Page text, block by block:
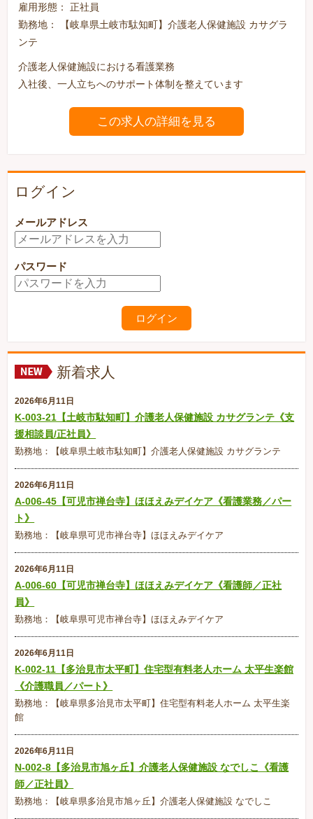
雇用形態： 正社員
勤務地： 【岐阜県土岐市駄知町】介護老人保健施設 カサグラ
ンテ
介護老人保健施設における看護業務
入社後、一人立ちへのサポート体制を整えています
この求人の詳細を見る
ログイン
メールアドレス
パスワード
新着求人
2026年6月11日
K-003-21【土岐市駄知町】介護老人保健施設 カサグランテ《支
援相談員/正社員》
勤務地：【岐阜県土岐市駄知町】介護老人保健施設 カサグランテ
2026年6月11日
A-006-45【可児市禅台寺】ほほえみデイケア《看護業務／パー
ト》
勤務地：【岐阜県可児市禅台寺】ほほえみデイケア
2026年6月11日
A-006-60【可児市禅台寺】ほほえみデイケア《看護師／正社
員》
勤務地：【岐阜県可児市禅台寺】ほほえみデイケア
2026年6月11日
K-002-11【多治見市太平町】住宅型有料老人ホーム 太平生楽館
《介護職員／パート》
勤務地：【岐阜県多治見市太平町】住宅型有料老人ホーム 太平生楽
館
2026年6月11日
N-002-8【多治見市旭ヶ丘】介護老人保健施設 なでしこ《看護
師／正社員》
勤務地：【岐阜県多治見市旭ヶ丘】介護老人保健施設 なでしこ